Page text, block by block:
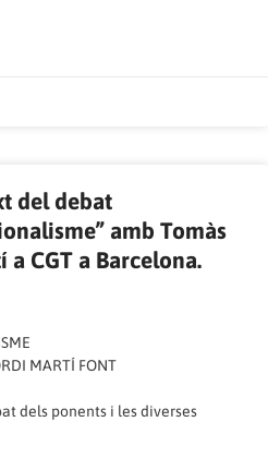
del debat
amb Tomàs
CGT a Barcelona.
MARTÍ FONT
dels ponents i les diverses